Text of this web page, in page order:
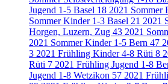
Jugend 1-5 Basel 18 2021 Sommer
Sommer Kinder 1-3 Basel 21 2021
Horgen, Luzern, Zug 43 2021
2021 Sommer Kinder 1-5 Bern 47
3 2021 Frühling Kinder 4-8 Rüti 8
Rüti 7 2021 Frühling Jugend 1-8
Jugend 1-8 Wetzikon 57 2021